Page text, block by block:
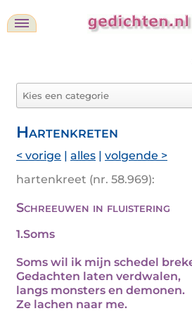
Hartenkreten
< vorige | alles | volgende >
hartenkreet (nr. 58.969):
Schreeuwen in fluistering
1.Soms
Soms wil ik mijn schedel
Gedachten laten verdwalen,
langs monsters en demonen.
Ze lachen naar me.